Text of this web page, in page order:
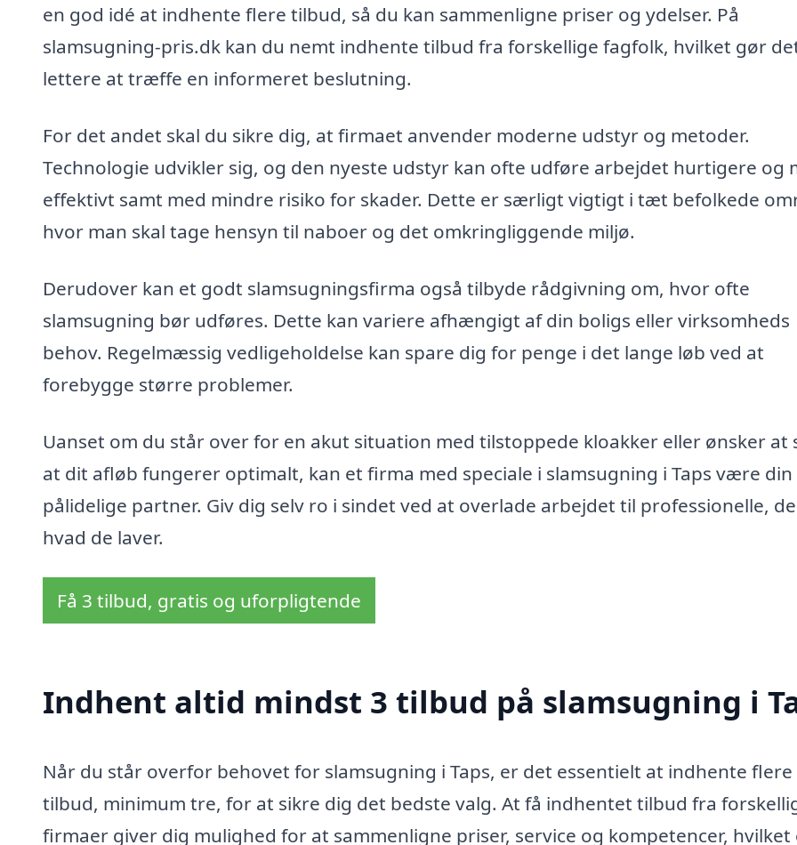
en god idé at indhente flere tilbud, så du kan sammenligne priser og ydelser. På
slamsugning-pris.dk kan du nemt indhente tilbud fra forskellige fagfolk, hvilket gør
lettere at træffe en informeret beslutning.
For det andet skal du sikre dig, at firmaet anvender moderne udstyr og metoder.
Technologie udvikler sig, og den nyeste udstyr kan ofte udføre arbejdet hurtigere og
effektivt samt med mindre risiko for skader. Dette er særligt vigtigt i tæt befolkede
hvor man skal tage hensyn til naboer og det omkringliggende miljø.
Derudover kan et godt slamsugningsfirma også tilbyde rådgivning om, hvor ofte
slamsugning bør udføres. Dette kan variere afhængigt af din boligs eller virksomheds
behov. Regelmæssig vedligeholdelse kan spare dig for penge i det lange løb ved at
forebygge større problemer.
Uanset om du står over for en akut situation med tilstoppede kloakker eller ønsker at
at dit afløb fungerer optimalt, kan et firma med speciale i slamsugning i Taps være din
pålidelige partner. Giv dig selv ro i sindet ved at overlade arbejdet til professionelle,
hvad de laver.
Få 3 tilbud, gratis og uforpligtende
Indhent altid mindst 3 tilbud på slamsugning i
Når du står overfor behovet for slamsugning i Taps, er det essentielt at indhente flere
tilbud, minimum tre, for at sikre dig det bedste valg. At få indhentet tilbud fra
firmaer giver dig mulighed for at sammenligne priser, service og kompetencer, hvilket